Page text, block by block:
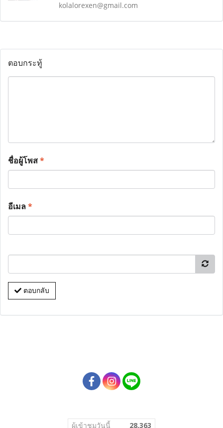
kolalorexen@gmail.com
ตอบกระทู้
ชื่อผู้โพส*
อีเมล*
ตอบกลับ
ผู้เข้าชมวันนี้ 28,363